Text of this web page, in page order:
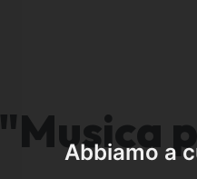
Abbiamo a
"Musica